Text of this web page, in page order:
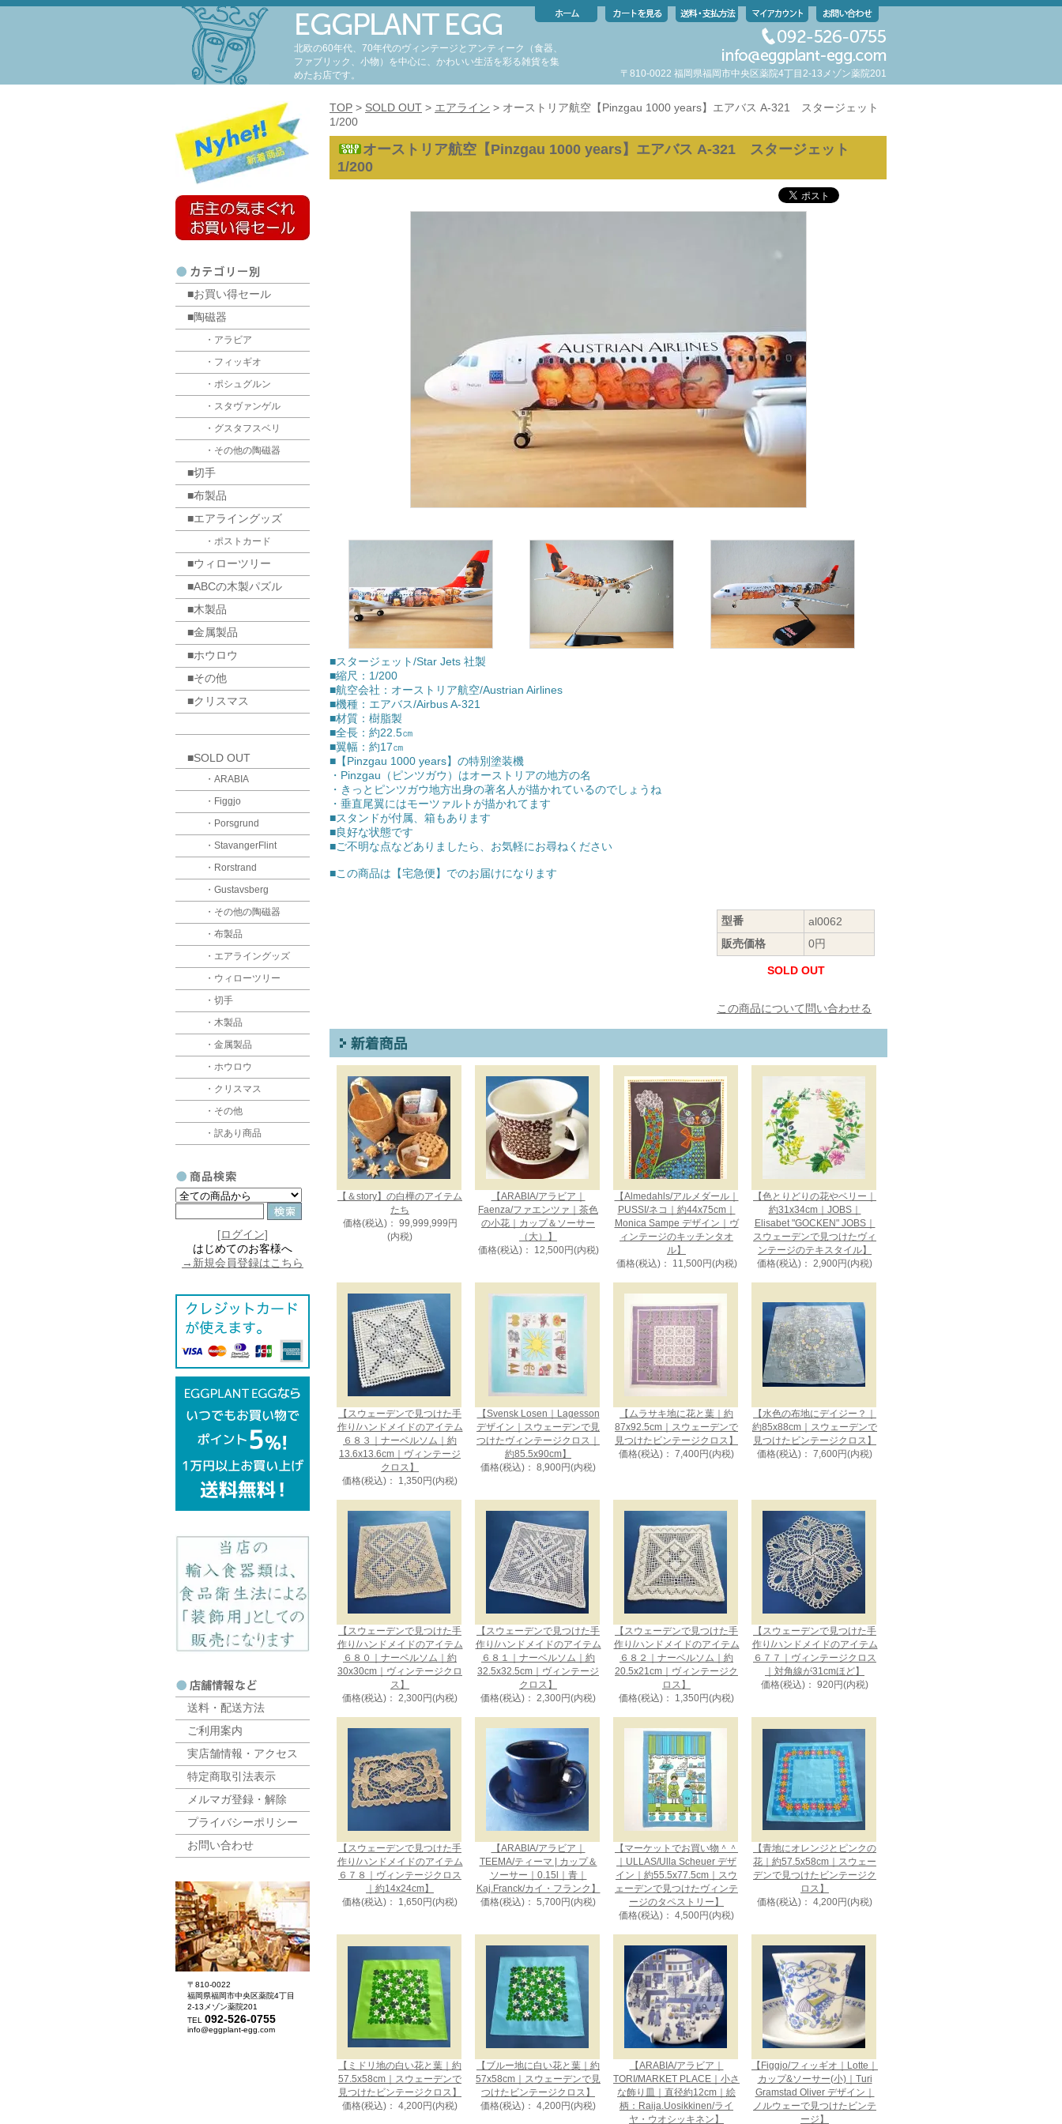
北欧の60年代、70年代のヴィンテージとアンティーク（食器、
ファブリック、小物）を中心に、かわいい生活を彩る雑貨を集
めたお店です。
〒810-0022 福岡県福岡市中央区薬院4丁目2-13メゾン薬院201
TOP > SOLD OUT > エアライン > オーストリア航空【Pinzgau 1000 years】エアバス A-321 スタージェット
1/200
オーストリア航空【Pinzgau 1000 years】エアバス A-321 スタージェット
1/200
■スタージェット/Star Jets 社製
■縮尺：1/200
■航空会社：オーストリア航空/Austrian Airlines
■機種：エアバス/Airbus A-321
■材質：樹脂製
■全長：約22.5㎝
■翼幅：約17㎝
■【Pinzgau 1000 years】の特別塗装機
・Pinzgau（ピンツガウ）はオーストリアの地方の名
・きっとピンツガウ地方出身の著名人が描かれているのでしょうね
・垂直尾翼にはモーツァルトが描かれてます
■スタンドが付属、箱もあります
■良好な状態です
■ご不明な点などありましたら、お気軽にお尋ねください
■この商品は【宅急便】でのお届けになります
型番
al0062
販売価格
0円
SOLD OUT
この商品について問い合わせる
【＆story】の白樺のアイテム
たち
価格(税込)： 99,999,999円
(内税)
【ARABIA/アラビア｜
Faenza/ファエンツァ｜茶色
の小花｜カップ＆ソーサー
（大）】
価格(税込)： 12,500円(内税)
【Almedahls/アルメダール｜
PUSSI/ネコ｜約44x75cm｜
Monica Sampe デザイン｜ヴ
ィンテージのキッチンタオ
ル】
価格(税込)： 11,500円(内税)
【色とりどりの花やベリー｜
約31x34cm｜JOBS｜
Elisabet "GOCKEN" JOBS｜
スウェーデンで見つけたヴィ
ンテージのテキスタイル】
価格(税込)： 2,900円(内税)
【スウェーデンで見つけた手
作り/ハンドメイドのアイテム
６８３｜ナーベルソム｜約
13.6x13.6cm｜ヴィンテージ
クロス】
価格(税込)： 1,350円(内税)
【Svensk Losen｜Lagesson
デザイン｜スウェーデンで見
つけたヴィンテージクロス｜
約85.5x90cm】
価格(税込)： 8,900円(内税)
【ムラサキ地に花と葉｜約
87x92.5cm｜スウェーデンで
見つけたビンテージクロス】
価格(税込)： 7,400円(内税)
【水色の布地にデイジー？｜
約85x88cm｜スウェーデンで
見つけたビンテージクロス】
価格(税込)： 7,600円(内税)
【スウェーデンで見つけた手
作り/ハンドメイドのアイテム
６８０｜ナーベルソム｜約
30x30cm｜ヴィンテージクロ
ス】
価格(税込)： 2,300円(内税)
【スウェーデンで見つけた手
作り/ハンドメイドのアイテム
６８１｜ナーベルソム｜約
32.5x32.5cm｜ヴィンテージ
クロス】
価格(税込)： 2,300円(内税)
【スウェーデンで見つけた手
作り/ハンドメイドのアイテム
６８２｜ナーベルソム｜約
20.5x21cm｜ヴィンテージク
ロス】
価格(税込)： 1,350円(内税)
【スウェーデンで見つけた手
作り/ハンドメイドのアイテム
６７７｜ヴィンテージクロス
｜対角線が31cmほど】
価格(税込)： 920円(内税)
【スウェーデンで見つけた手
作り/ハンドメイドのアイテム
６７８｜ヴィンテージクロス
｜約14x24cm】
価格(税込)： 1,650円(内税)
【ARABIA/アラビア｜
TEEMA/ティーマ | カップ＆
ソーサー｜0.15l｜青｜
Kaj.Franck/カイ・フランク】
価格(税込)： 5,700円(内税)
【マーケットでお買い物＾＾
｜ULLAS/Ulla Scheuer デザ
イン｜約55.5x77.5cm｜スウ
ェーデンで見つけたヴィンテ
ージのタペストリー】
価格(税込)： 4,500円(内税)
【青地にオレンジとピンクの
花｜約57.5x58cm｜スウェー
デンで見つけたビンテージク
ロス】
価格(税込)： 4,200円(内税)
【ミドリ地の白い花と葉｜約
57.5x58cm｜スウェーデンで
見つけたビンテージクロス】
価格(税込)： 4,200円(内税)
【ブルー地に白い花と葉｜約
57x58cm｜スウェーデンで見
つけたビンテージクロス】
価格(税込)： 4,200円(内税)
【ARABIA/アラビア｜
TORI/MARKET PLACE｜小さ
な飾り皿｜直径約12cm｜絵
柄：Raija.Uosikkinen/ライ
ヤ・ウオシッキネン】
【Figgjo/フィッギオ｜Lotte｜
カップ&ソーサー(小)｜Turi
Gramstad Oliver デザイン｜
ノルウェーで見つけたビンテ
ージ】
■お買い得セール
■陶磁器
・アラビア
・フィッギオ
・ポシュグルン
・スタヴァンゲル
・グスタフスベリ
・その他の陶磁器
■切手
■布製品
■エアライングッズ
・ポストカード
■ウィローツリー
■ABCの木製パズル
■木製品
■金属製品
■ホウロウ
■その他
■クリスマス
■SOLD OUT
・ARABIA
・Figgjo
・Porsgrund
・StavangerFlint
・Rorstrand
・Gustavsberg
・その他の陶磁器
・布製品
・エアライングッズ
・ウィローツリー
・切手
・木製品
・金属製品
・ホウロウ
・クリスマス
・その他
・訳あり商品
[ログイン]
はじめてのお客様へ
→新規会員登録はこちら
送料・配送方法
ご利用案内
実店舗情報・アクセス
特定商取引法表示
メルマガ登録・解除
プライバシーポリシー
お問い合わせ
〒810-0022
福岡県福岡市中央区薬院4丁目
2-13メゾン薬院201
TEL 092-526-0755
info@eggplant-egg.com